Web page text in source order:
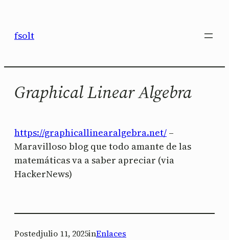
contenido
fsolt
Graphical Linear Algebra
https://graphicallinearalgebra.net/ –
Maravilloso blog que todo amante de las
matemáticas va a saber apreciar (via
HackerNews)
Postedjulio 11, 2025inEnlaces